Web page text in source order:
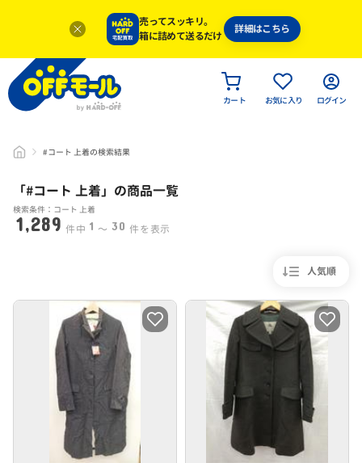
売ってスッキリ。
箱に詰めて送るだけ
詳細はこちら
カート お気に入り ログイン
#コート 上着の検索結果
「#コート 上着」 の商品一覧
検索条件：コート 上着
1,289 件中 1 〜 30 件を表示
人気順